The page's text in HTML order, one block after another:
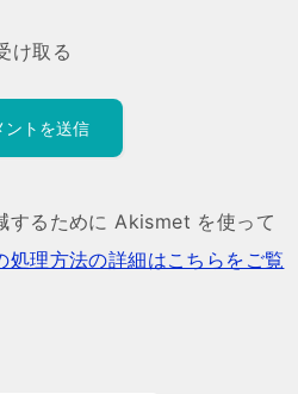
け取る
するために Akismet を使って
処理方法の詳細はこちらをご覧